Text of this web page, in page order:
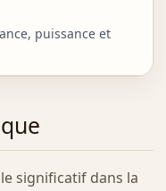
puissance et
significatif dans la